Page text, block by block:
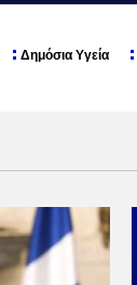
Δημόσια Υγεία